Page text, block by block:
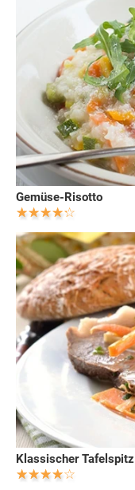
Gemüse-Risotto
Klassischer Tafelspitz